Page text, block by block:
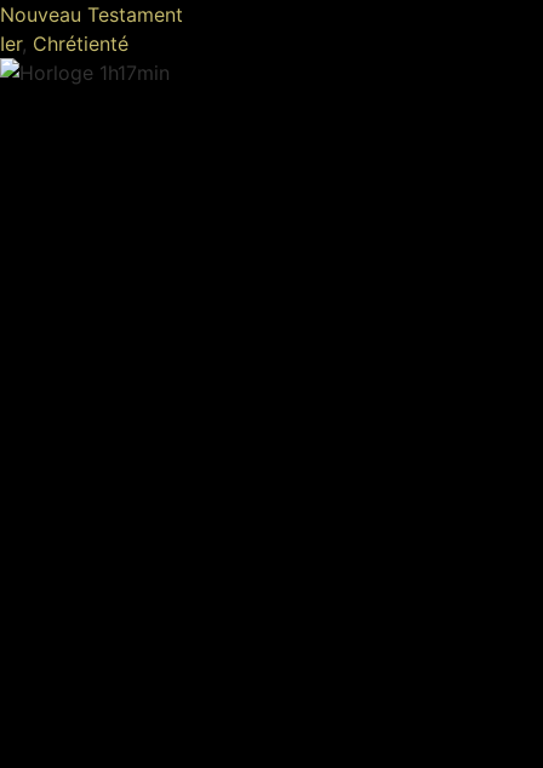
Nouveau Testament
Ier, Chrétienté
1h17min